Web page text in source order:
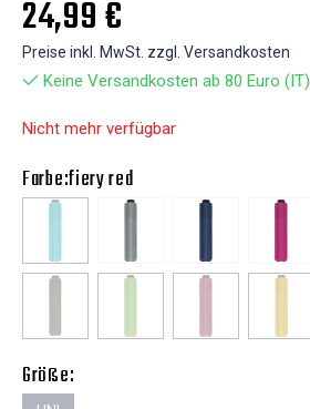
24,99 €
Preise inkl. MwSt. zzgl. Versandkosten
Keine Versandkosten ab 80 Euro (IT)
Nicht mehr verfügbar
Farbe:fiery red
Größe: